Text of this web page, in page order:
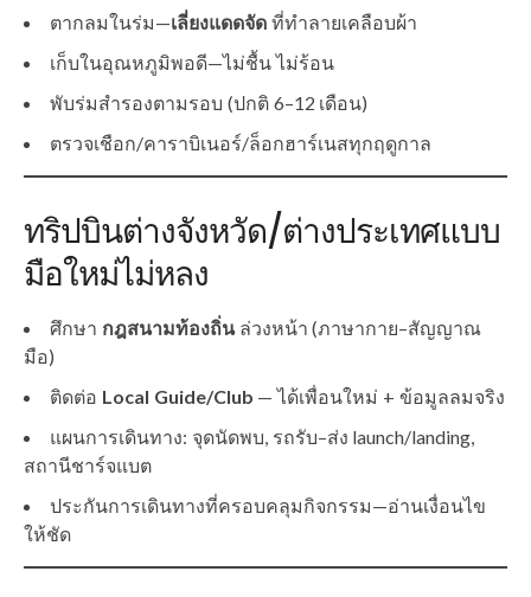
ตากลมในร่ม—เลี่ยงแดดจัด ที่ทำลายเคลือบผ้า
เก็บในอุณหภูมิพอดี—ไม่ชื้น ไม่ร้อน
พับร่มสำรองตามรอบ (ปกติ 6–12 เดือน)
ตรวจเชือก/คาราบิเนอร์/ล็อกฮาร์เนสทุกฤดูกาล
ทริปบินต่างจังหวัด/ต่างประเทศแบบ
มือใหม่ไม่หลง
ศึกษา กฎสนามท้องถิ่นล่วงหน้า (ภาษากาย–สัญญาณ
มือ)
ติดต่อ Local Guide/Club — ได้เพื่อนใหม่ + ข้อมูลลมจริง
แผนการเดินทาง: จุดนัดพบ, รถรับ–ส่ง launch/landing,
สถานีชาร์จแบต
ประกันการเดินทางที่ครอบคลุมกิจกรรม—อ่านเงื่อนไข
ให้ชัด